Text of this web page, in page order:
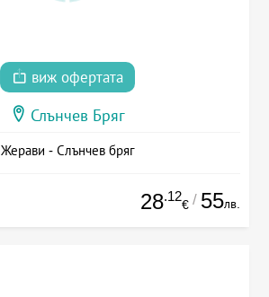
виж офертата
Слънчев Бряг
Жерави - Слънчев бряг
28.12
€ / 55лв.